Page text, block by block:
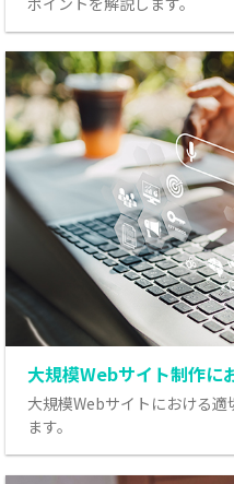
大規模Webサイト制作に
大規模Webサイトにおける適
ます。